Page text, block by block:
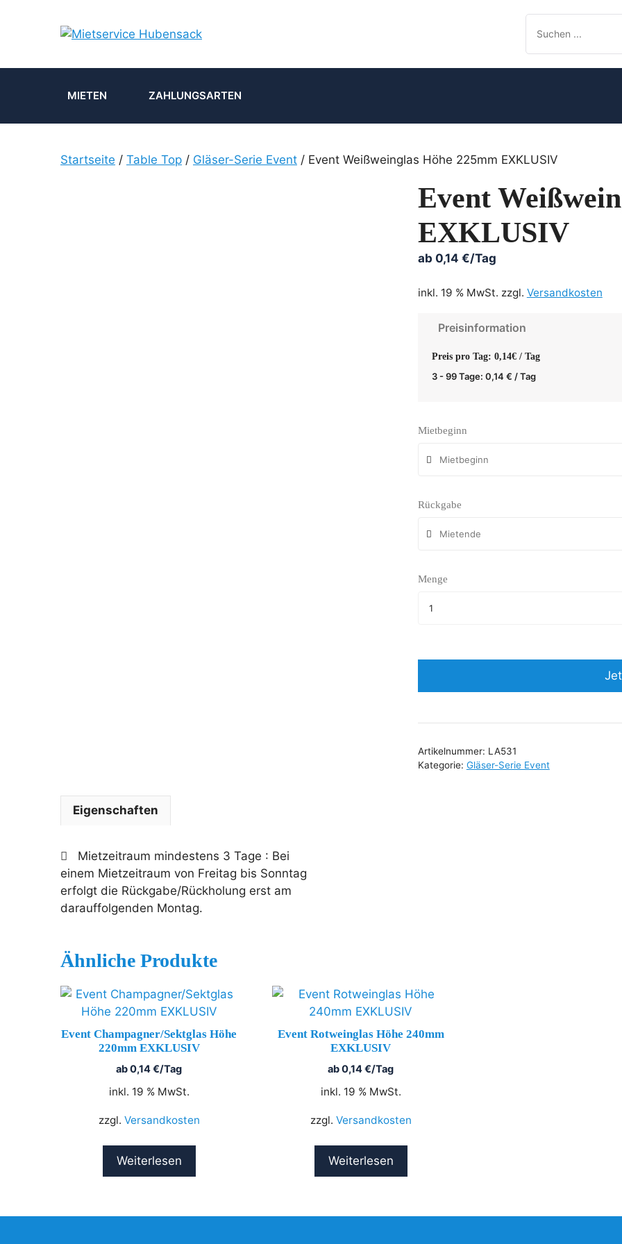
MIETEN ZAHLUNGSARTEN
Startseite / Table Top / Gläser-Serie Event / Event Weißweinglas Höhe 225mm EXKLUSIV
Event
EXKLUSIV
ab 0,14 €/Tag
inkl. 19 % MwSt. zzgl. Versandkosten
Preisinformation
Preis pro Tag: 0,14€ / Tag
3 - 99 Tage: 0,14 € / Tag
Mietbeginn
Rückgabe
Menge
Artikelnummer: LA531
Kategorie: Gläser-Serie Event
Eigenschaften
Mietzeitraum mindestens 3 Tage : Bei
einem Mietzeitraum von Freitag bis Sonntag
erfolgt die Rückgabe/Rückholung erst am
darauffolgenden Montag.
Ähnliche Produkte
Event Champagner/Sektglas Höhe
220mm EXKLUSIV
ab0,14€/Tag
inkl. 19 % MwSt.
zzgl. Versandkosten
Weiterlesen
Event Rotweinglas Höhe 240mm
EXKLUSIV
ab0,14€/Tag
inkl. 19 % MwSt.
zzgl. Versandkosten
Weiterlesen